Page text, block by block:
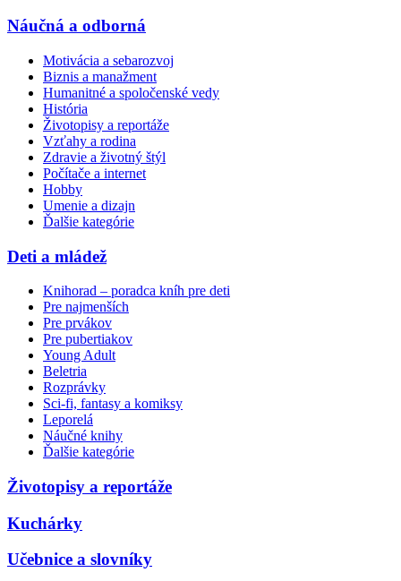
Náučná a odborná
Motivácia a sebarozvoj
Biznis a manažment
Humanitné a spoločenské vedy
História
Životopisy a reportáže
Vzťahy a rodina
Zdravie a životný štýl
Počítače a internet
Hobby
Umenie a dizajn
Ďalšie kategórie
Deti a mládež
Knihorad – poradca kníh pre deti
Pre najmenších
Pre prvákov
Pre pubertiakov
Young Adult
Beletria
Rozprávky
Sci-fi, fantasy a komiksy
Leporelá
Náučné knihy
Ďalšie kategórie
Životopisy a reportáže
Kuchárky
Učebnice a slovníky